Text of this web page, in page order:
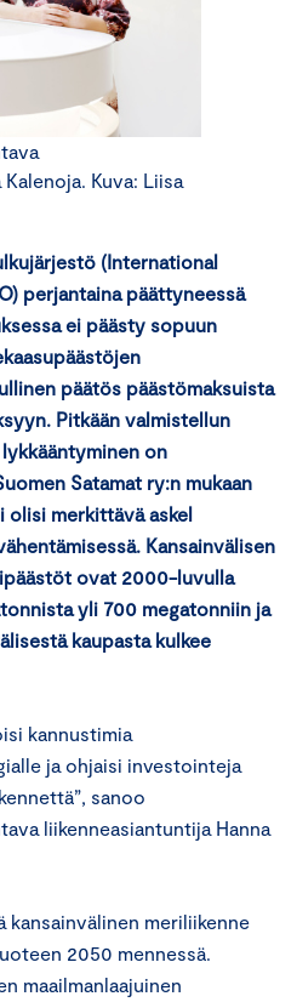
Kuva: Liisa
(International
perjantaina päättyneessä
ei päästy sopuun
päätös päästömaksuista
Pitkään valmistellun
on
Satamat ry:n mukaan
olisi merkittävä askel
Kansainvälisen
ovat 2000-luvulla
yli 700 megatonniin ja
kaupasta kulkee
kannustimia
ja ohjaisi investointeja
sanoo
liikenneasiantuntija Hanna
meriliikenne
2050 mennessä.
maailmanlaajuinen